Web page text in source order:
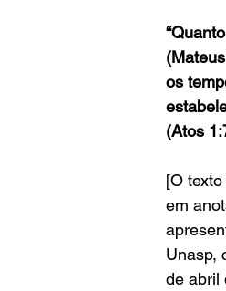
os
(Atos
[O
em
Unasp,
de abril